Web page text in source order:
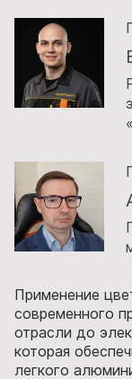
Применение
современного
отрасли до
которая
легкого